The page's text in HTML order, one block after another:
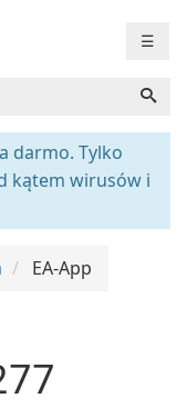
☰
darmo. Tylko
kątem wirusów i
EA-App